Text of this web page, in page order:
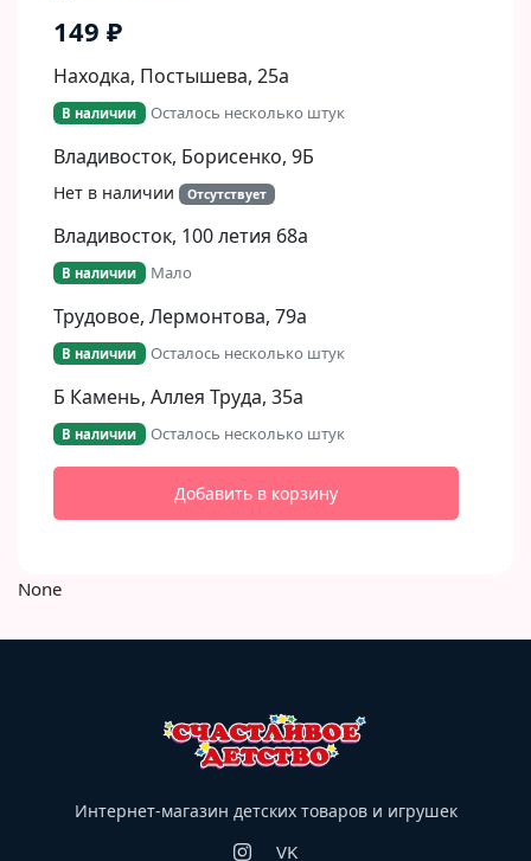
149 ₽
Находка, Постышева, 25а
В наличии Осталось несколько штук
Владивосток, Борисенко, 9Б​
Нет в наличии Отсутствует
Владивосток, 100 летия 68а
В наличии Мало
Трудовое, Лермонтова, 79а
В наличии Осталось несколько штук
Б Камень, Аллея Труда, 35а
В наличии Осталось несколько штук
Добавить в корзину
None
Интернет-магазин детских товаров и игрушек
VK